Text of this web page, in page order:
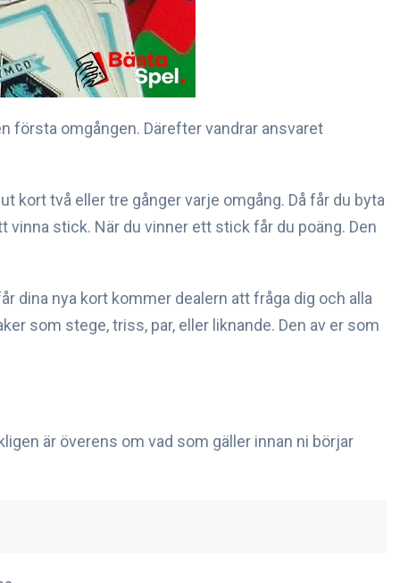
första omgången. Därefter vandrar ansvaret
kort två eller tre gånger varje omgång. Då får du byta
vinna stick. När du vinner ett stick får du poäng. Den
dina nya kort kommer dealern att fråga dig och alla
som stege, triss, par, eller liknande. Den av er som
är överens om vad som gäller innan ni börjar